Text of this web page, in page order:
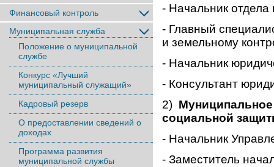
Финансовый контроль
Муниципальная служба
Положение о муниципальной
службе
Конкурс «Лучший
муниципальный служащий»
Кадровый резерв
О предоставлении сведений о
доходах
Программа развития
муниципальной службы
- Начальник
- Главный
и земельному
- Начальник
- Консультант
2) Муниципальное
социальной
- Начальник
- Заместитель